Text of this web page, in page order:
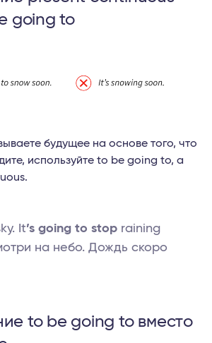
going to
будущее на основе того, что
используйте to be going to, а
It’s going to stop raining
на небо. Дождь скоро
to be going to вместо